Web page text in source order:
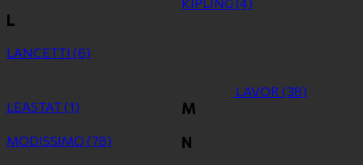
KIPLING (4)
L
LANCETTI (6)
LAVOR (38)
LEASTAT(1) M
MODISSIMO (78) N